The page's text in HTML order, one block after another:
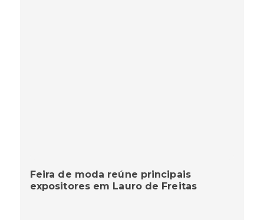
Feira de moda reúne principais
expositores em Lauro de Freitas